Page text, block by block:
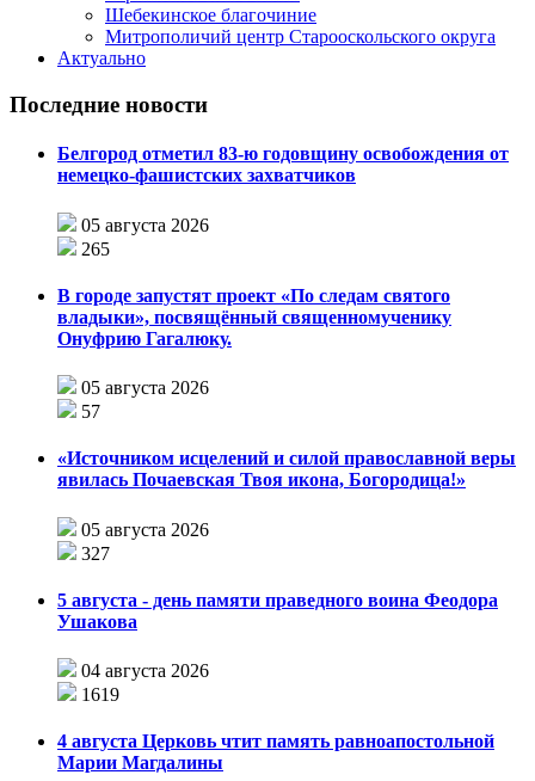
Шебекинское благочиние
Митрополичий центр Старооскольского округа
Актуально
Последние новости
Белгород отметил 83-ю годовщину освобождения от
немецко-фашистских захватчиков
05 августа 2026
265
В городе запустят проект «По следам святого
владыки», посвящённый священномученику
Онуфрию Гагалюку.
05 августа 2026
57
«Источником исцелений и силой православной веры
явилась Почаевская Твоя икона, Богородица!»
05 августа 2026
327
5 августа - день памяти праведного воина Феодора
Ушакова
04 августа 2026
1619
4 августа Церковь чтит память равноапостольной
Марии Магдалины